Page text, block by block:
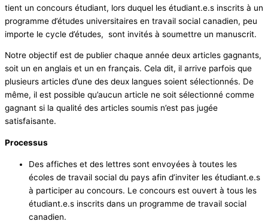
tient un concours étudiant, lors duquel les étudiant.e.s inscrits à un
programme d’études universitaires en travail social canadien, peu
importe le cycle d’études, sont invités à soumettre un manuscrit.
Notre objectif est de publier chaque année deux articles gagnants,
soit un en anglais et un en français. Cela dit, il arrive parfois que
plusieurs articles d’une des deux langues soient sélectionnés. De
même, il est possible qu’aucun article ne soit sélectionné comme
gagnant si la qualité des articles soumis n’est pas jugée
satisfaisante.
Processus
Des affiches et des lettres sont envoyées à toutes les
écoles de travail social du pays afin d’inviter les étudiant.e.s
à participer au concours. Le concours est ouvert à tous les
étudiant.e.s inscrits dans un programme de travail social
canadien.